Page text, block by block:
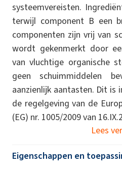
systeemvereisten.
terwijl component B een
componenten zijn vrij van
wordt gekenmerkt door
van vluchtige organische
geen schuimmiddelen
aanzienlijk aantasten. Dit is
de regelgeving van de
(EG) nr. 1005/2009 van
Lees
Eigenschappen en